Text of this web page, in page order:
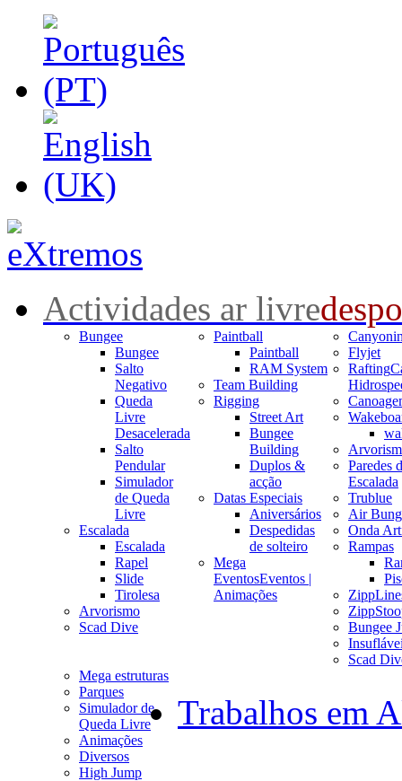
Actividades ar livre
Bungee
Bungee
Salto
Negativo
Queda
Livre
Desacelerada
Salto
Pendular
Simulador
de Queda
Livre
Escalada
Escalada
Rapel
Slide
Tirolesa
Arvorismo
Scad Dive
Paintball
Paintball
RAM System
Team Building
Rigging
Street Art
Bungee
Building
Duplos &
acção
Datas Especiais
Aniversários
Despedidas
de solteiro
Mega
EventosEventos |
Animações
Flyjet
Rafting
Paredes
Escalada
Trublue
Air
Onda
Rampas
Bungee
Scad
Mega estruturas
Parques
Simulador de
Queda Livre
Animações
Diversos
High Jump
Trabalhos em